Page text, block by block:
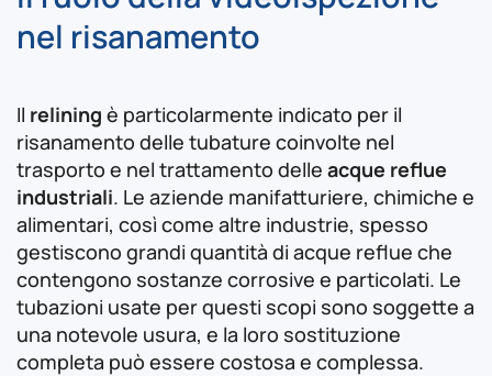
nel risanamento
Il relining è particolarmente indicato per il
risanamento delle tubature coinvolte nel
trasporto e nel trattamento delle acque reflue
industriali. Le aziende manifatturiere, chimiche e
alimentari, così come altre industrie, spesso
gestiscono grandi quantità di acque reflue che
contengono sostanze corrosive e particolati. Le
tubazioni usate per questi scopi sono soggette a
una notevole usura, e la loro sostituzione
completa può essere costosa e complessa.